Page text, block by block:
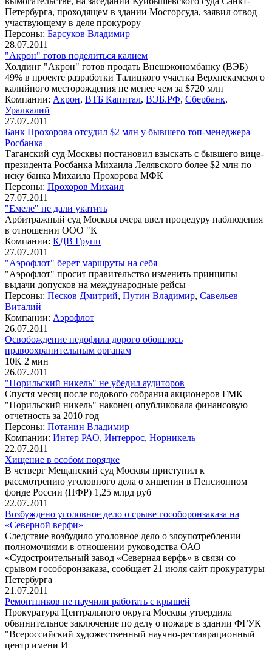
Петербурга, проходящем в здании Мосгорсуда, заявил отвод
участвующему в деле прокурору
Персоны: Барсуков Владимир
28.07.2011
"Акрон" готов поделиться калием
Холдинг "Акрон" готов продать Внешэкономбанку (ВЭБ)
49% в проекте разработки Талицкого участка Верхнекамского
калийного месторождения не менее чем за $720 млн
Компании: Акрон, ВТБ Капитал, ВЭБ.РФ, Сбербанк,
Уралкалий
27.07.2011
Банк Прохорова отсудил $2 млн у бывшего топ-менеджера
Росбанка
Таганский суд Москвы постановил взыскать с бывшего вице-
президента Росбанка Михаила Лелявского более $2 млн по
иску банка Михаила Прохорова МФК
Персоны: Прохоров Михаил
27.07.2011
"Емеле" не дали укатить
Арбитражный суд Москвы вчера ввел процедуру наблюдения
в отношении ООО "К
Компании: КДВ Групп
27.07.2011
"Аэрофлот" берет маршруты на себя
"Аэрофлот" просит правительство изменить принципы
выдачи допусков на международные рейсы
Персоны: Песков Дмитрий, Путин Владимир, Савельев
Виталий
Компании: Аэрофлот
26.07.2011
Освобождение педофила дорого обошлось
правоохранительным органам
10K 2 мин
26.07.2011
"Норильский никель" не убедил аудиторов
Спустя месяц после годового собрания акционеров ГМК
"Норильский никель" наконец опубликовала финансовую
отчетность за 2010 год
Персоны: Потанин Владимир
Компании: Интер РАО, Интеррос, Норникель
22.07.2011
Хищение в особом порядке
В четверг Мещанский суд Москвы приступил к
рассмотрению уголовного дела о хищении в Пенсионном
фонде России (ПФР) 1,25 млрд руб
22.07.2011
Возбуждено уголовное дело о срыве гособоронзаказа на
«Северной верфи»
Следствие возбудило уголовное дело о злоупотреблении
полномочиями в отношении руководства ОАО
«Судостроительный завод «Северная верфь» в связи со
срывом гособоронзаказа, сообщает 21 июля сайт прокуратуры
Петербурга
21.07.2011
Ремонтников не научили работать с крышей
Прокуратура Центрального округа Москвы утвердила
обвинительное заключение по делу о пожаре в здании ФГУК
"Всероссийский художественный научно-реставрационный
центр имени И